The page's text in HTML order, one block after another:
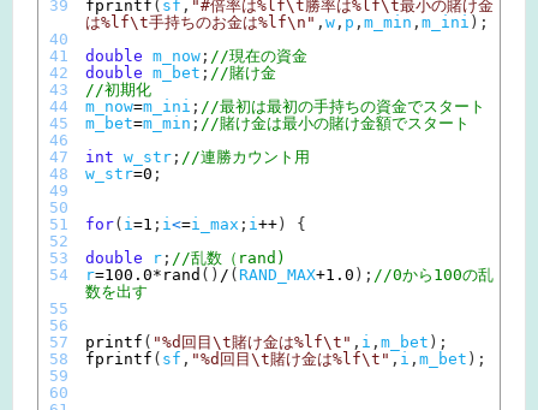
39
40
41
42
43
44
45
46
47
48
49
50
51
52
53
54
55
56
57
58
59
60
fprintf ( sf , "#倍率は%lf\t勝率は%lf\t最小の賭け金
は%lf\t手持ちのお金は%lf\n" , w , p , m_min , m_ini ) ;
double m_now ; //現在の資金
double m_bet ; //賭け金
//初期化
m_now=m_ini ; //最初は最初の手持ちの資金でスタート
m_bet=m_min ; //賭け金は最小の賭け金額でスタート
int w_str ; //連勝カウント用
w_str=0 ;
for( i=1 ; i<=i_max ; i++ )
{
double
r ; //乱数（rand)
r=100.0* rand ( ) / ( RAND_MAX+1.0 ) ; //0から100の乱
数を出す
printf ( "%d回目\t賭け金は%lf\t" , i , m_bet ) ;
fprintf ( sf , "%d回目\t賭け金は%lf\t" , i , m_bet ) ;